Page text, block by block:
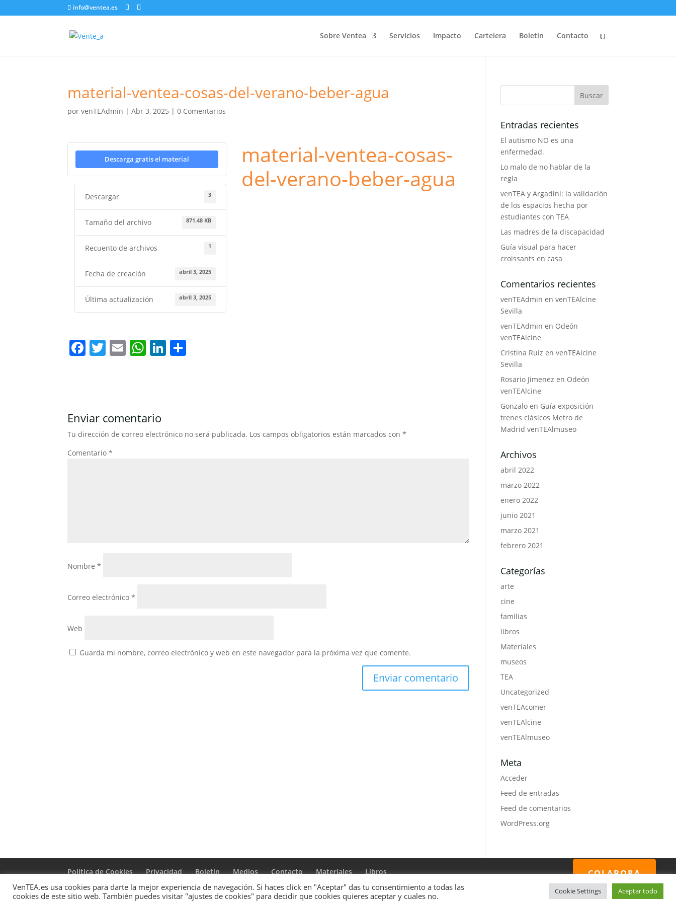
info@ventea.es
Sobre Ventea Servicios Impacto Cartelera Boletín Contacto
material-ventea-cosas-del-verano-beber-agua
porvenTEAdmin |Abr 3, 2025 |0 Comentarios
Descarga gratis el material
Descargar 3
Tamaño del archivo 871.48 KB
Recuento de archivos 1
Fecha de creación abril 3, 2025
Última actualización abril 3, 2025
material-ventea-cosas-
del-verano-beber-agua
F
b
o
o
k
T E W
A
p
p
Li
n tir
Enviar comentario
Tu dirección de correo electrónico no será publicada. Los campos obligatorios están marcados con*
Comentario*
Nombre*
Correo electrónico*
Web
Guarda mi nombre, correo electrónico y web en este navegador para la próxima vez que comente.
Entradas recientes
El autismo NO es una
enfermedad.
Lo malo de no hablar de la
regla
venTEA y Argadini: la validación
de los espacios hecha por
estudiantes con TEA
Las madres de la discapacidad
Guía visual para hacer
croissants en casa
Comentarios recientes
venTEAdmin en venTEAlcine
Sevilla
venTEAdmin en Odeón
venTEAlcine
Cristina Ruiz en venTEAlcine
Sevilla
Rosario Jimenez en Odeón
venTEAlcine
Gonzaloen Guía exposición
trenes clásicos Metro de
Madrid venTEAlmuseo
Archivos
abril 2022
marzo 2022
enero 2022
junio 2021
marzo 2021
febrero 2021
Categorías
arte
cine
familias
libros
Materiales
museos
TEA
Uncategorized
venTEAcomer
venTEAlcine
venTEAlmuseo
Meta
Acceder
Feed de entradas
Feed de comentarios
WordPress.org
Política de Cookies Privacidad Boletín Medios Contacto Materiales Libros
VenTEA.es usa cookies para darte la mejor experiencia de navegación. Si haces click en "Aceptar" das tu consentimiento a todas las
cookies de este sitio web. También puedes visitar "ajustes de cookies" para decidir que cookies quieres aceptar y cuales no.
Cookie Settings Aceptar todo
COLABORA